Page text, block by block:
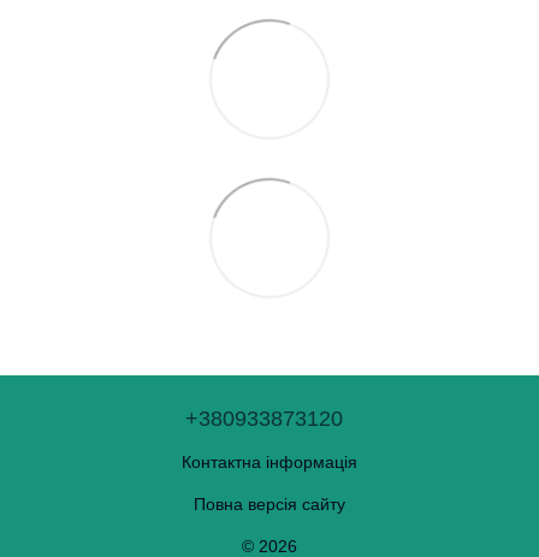
+380933873120
Контактна інформація
Повна версія сайту
© 2026